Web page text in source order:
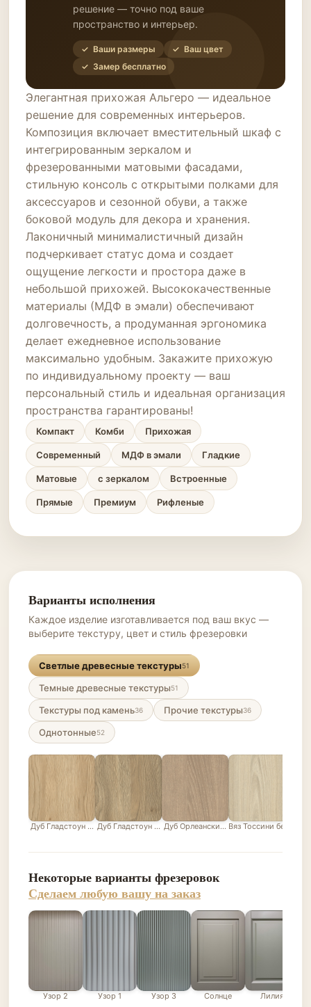
решение — точно под ваше
пространство и интерьер.
✓ Ваши размеры
✓ Ваш цвет
✓ Замер бесплатно
Элегантная прихожая Альгеро — идеальное
решение для современных интерьеров.
Композиция включает вместительный шкаф с
интегрированным зеркалом и
фрезерованными матовыми фасадами,
стильную консоль с открытыми полками для
аксессуаров и сезонной обуви, а также
боковой модуль для декора и хранения.
Лаконичный минималистичный дизайн
подчеркивает статус дома и создает
ощущение легкости и простора даже в
небольшой прихожей. Высококачественные
материалы (МДФ в эмали) обеспечивают
долговечность, а продуманная эргономика
делает ежедневное использование
максимально удобным. Закажите прихожую
по индивидуальному проекту — ваш
персональный стиль и идеальная организация
пространства гарантированы!
Компакт Комби Прихожая
Современный МДФ в эмали Гладкие
Матовые с зеркалом Встроенные
Прямые Премиум Рифленые
Варианты исполнения
Каждое изделие изготавливается под ваш вкус —
выберите текстуру, цвет и стиль фрезеровки
Светлые древесные текстуры51
Темные древесные текстуры51
Текстуры под камень36 Прочие текстуры36
Однотонные52
Дуб Гладстоун песочныйДуб Гладстоун серо-бежевыйДуб Орлеанский песочно-бежевый
Вяз Тоссини белый
Некоторые варианты фрезеровок
Сделаем любую вашу на заказ
Узор 2 Узор 1 Узор 3 Солнце Лилия